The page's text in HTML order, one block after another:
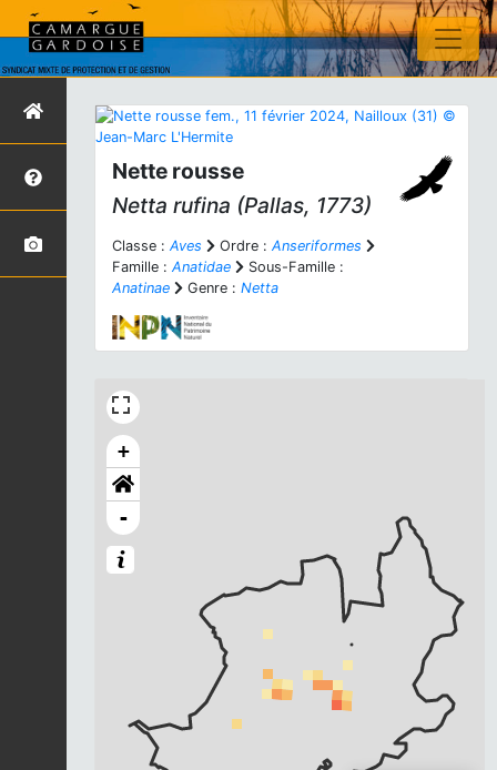
Nette rousse
Netta rufina (Pallas, 1773)
Classe : Aves Ordre : Anseriformes
Famille : Anatidae
Sous-Famille :
Anatinae
Genre : Netta
+
-